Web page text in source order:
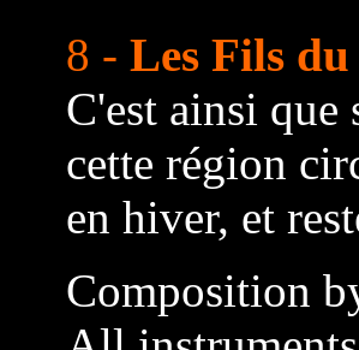
8 - Les Fils
C'est ainsi que
cette région
en hiver, et
Composition